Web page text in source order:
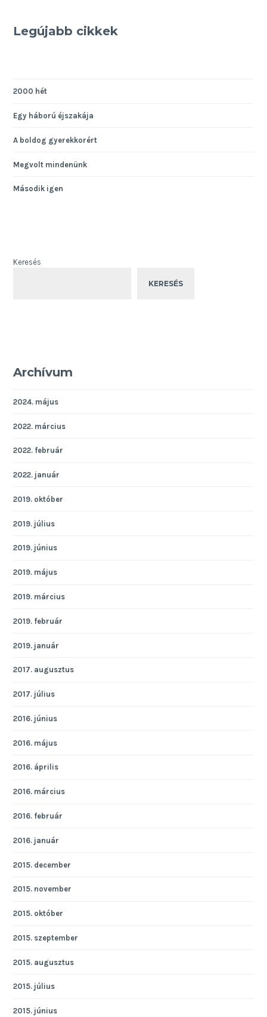
Legújabb cikkek
2000 hét
Egy háború éjszakája
A boldog gyerekkorért
Megvolt mindenünk
Második igen
Keresés
KERESÉS
Archívum
2024. május
2022. március
2022. február
2022. január
2019. október
2019. július
2019. június
2019. május
2019. március
2019. február
2019. január
2017. augusztus
2017. július
2016. június
2016. május
2016. április
2016. március
2016. február
2016. január
2015. december
2015. november
2015. október
2015. szeptember
2015. augusztus
2015. július
2015. június